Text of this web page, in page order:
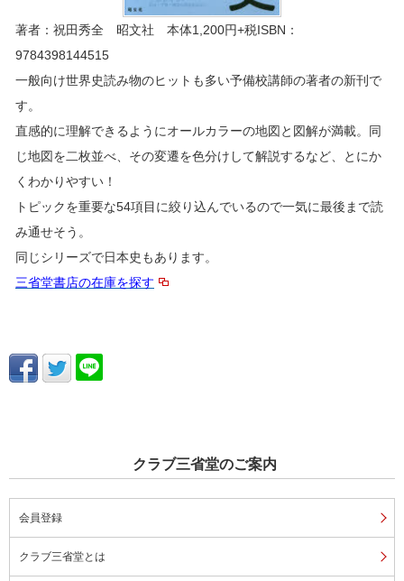
著者：祝田秀全 昭文社 本体1,200円+税ISBN：
9784398144515
一般向け世界史読み物のヒットも多い予備校講師の著者の新刊で
す。
直感的に理解できるようにオールカラーの地図と図解が満載。同
じ地図を二枚並べ、その変遷を色分けして解説するなど、とにか
くわかりやすい！
トピックを重要な54項目に絞り込んでいるので一気に最後まで読
み通せそう。
同じシリーズで日本史もあります。
三省堂書店の在庫を探す
クラブ三省堂のご案内
会員登録
クラブ三省堂とは